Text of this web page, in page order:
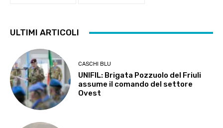
ULTIMI ARTICOLI
CASCHI BLU
UNIFIL: Brigata Pozzuolo del Friuli
assume il comando del settore
Ovest